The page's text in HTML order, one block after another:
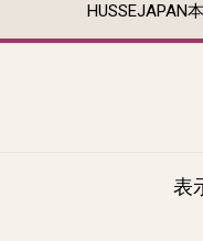
HUSSEJAPAN
表